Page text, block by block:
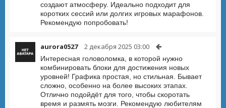
создают атмосферу. Идеально подходит для
коротких сессий или долгих игровых марафонов.
Рекомендую попробовать!
aurora0527 2 декабря 2025 03:00
Интересная головоломка, в которой нужно
комбинировать блоки для достижения новых
уровней! Графика простая, но стильная. Бывает
сложно, особенно на более высоких этапах.
Отлично подойдёт для того, чтобы скоротать
время и размять мозги. Рекомендую любителям